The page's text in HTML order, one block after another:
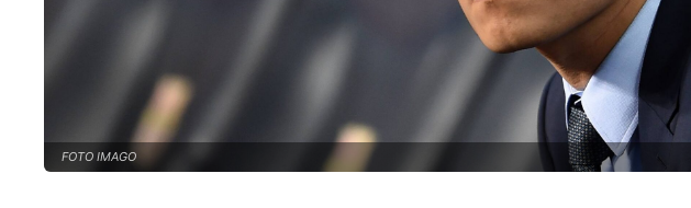
FOTO IMAGO